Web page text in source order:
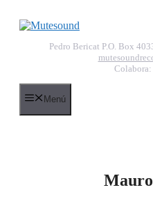
Pedro Bericat P.O. Box
Menú